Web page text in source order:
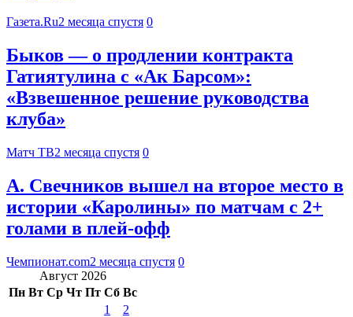
Газета.Ru2 месяца спустя 0
Быков — о продлении контракта
Гатиятулина с «Ак Барсом»:
«Взвешенное решение руководства
клуба»
Матч ТВ2 месяца спустя 0
А. Свечников вышел на второе место в
истории «Каролины» по матчам с 2+
голами в плей-офф
Чемпионат.com2 месяца спустя 0
Август 2026
Пн Вт Ср Чт Пт Сб Вс
1
2